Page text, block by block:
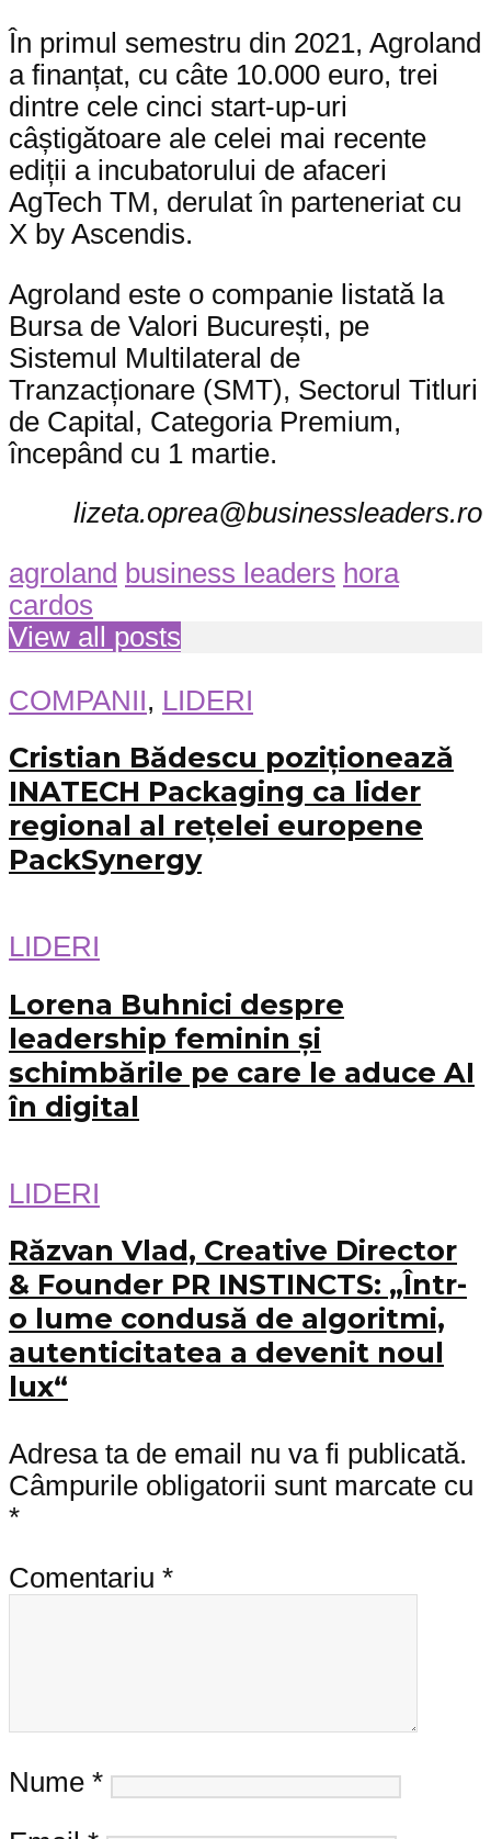
În primul semestru din 2021, Agroland
a finanțat, cu câte 10.000 euro, trei
dintre cele cinci start-up-uri
câștigătoare ale celei mai recente
ediții a incubatorului de afaceri
AgTech TM, derulat în parteneriat cu
X by Ascendis.
Agroland este o companie listată la
Bursa de Valori București, pe
Sistemul Multilateral de
Tranzacționare (SMT), Sectorul Titluri
de Capital, Categoria Premium,
începând cu 1 martie.
lizeta.oprea@businessleaders.ro
agroland business leaders hora
cardos
View all posts
COMPANII, LIDERI
Cristian Bădescu poziționează
INATECH Packaging ca lider
regional al rețelei europene
PackSynergy
LIDERI
Lorena Buhnici despre
leadership feminin și
schimbările pe care le aduce AI
în digital
LIDERI
Răzvan Vlad, Creative Director
& Founder PR INSTINCTS: „Într-
o lume condusă de algoritmi,
autenticitatea a devenit noul
lux“
Adresa ta de email nu va fi publicată.
Câmpurile obligatorii sunt marcate cu
*
Comentariu *
Nume *